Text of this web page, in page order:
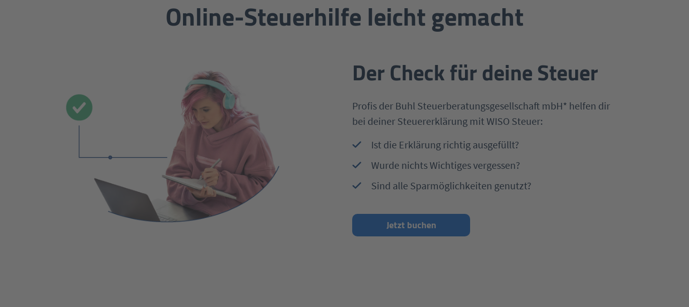
Online-Steuerhilfe leicht gemacht
Der Check für deine Steuer
Profis der Buhl Steuerberatungsgesellschaft mbH* helfen dir
bei deiner Steuererklärung mit WISO Steuer:
Ist die Erklärung richtig ausgefüllt?
Wurde nichts Wichtiges vergessen?
Sind alle Sparmöglichkeiten genutzt?
Jetzt buchen